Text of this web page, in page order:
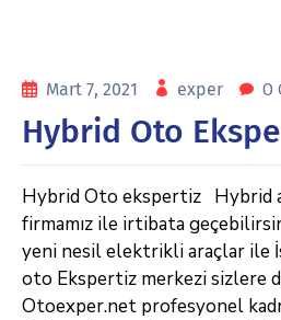
Mart 7, 2021 exper 0
Hybrid Oto
Hybrid Oto ekspertiz Hybrid
firmamız ile irtibata
yeni nesil elektrikli araçlar ile
oto Ekspertiz merkezi sizlere
Otoexper.net profesyonel